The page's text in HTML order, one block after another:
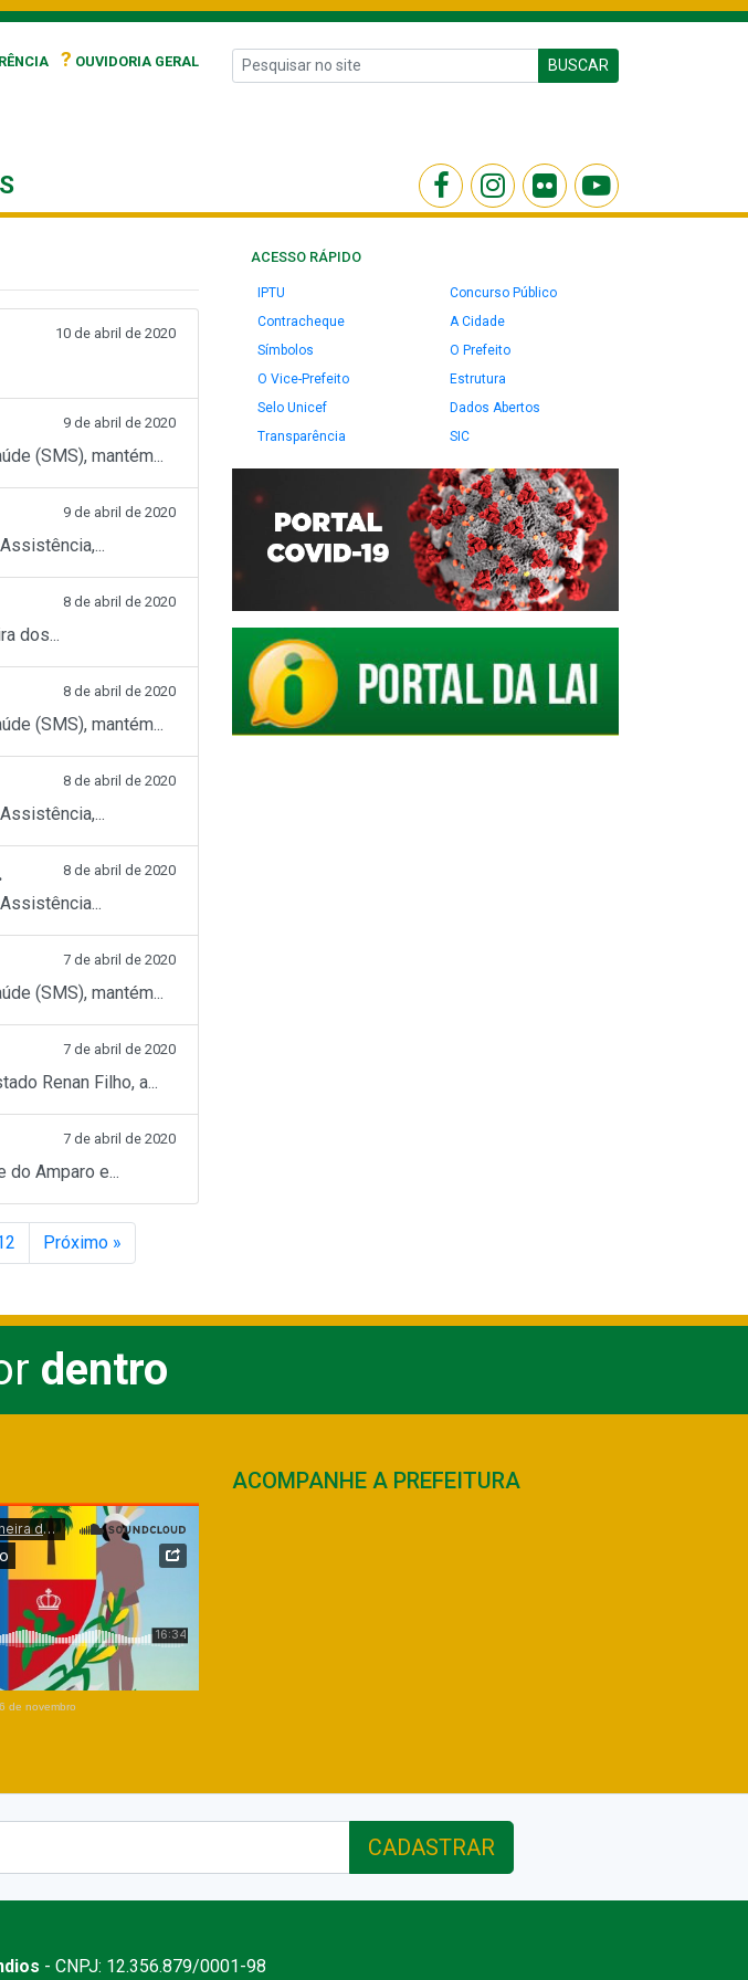
? OUVIDORIA GERAL BUSCAR
10 de abril de 2020
9 de abril de 2020
(SMS), mantém...
9 de abril de 2020
8 de abril de 2020
dos...
8 de abril de 2020
(SMS), mantém...
8 de abril de 2020
8 de abril de 2020
7 de abril de 2020
(SMS), mantém...
7 de abril de 2020
Renan Filho, a...
7 de abril de 2020
Amparo e...
Próximo »
ACESSO RÁPIDO
IPTU
Concurso Público
Contracheque
A Cidade
Símbolos
O Prefeito
O Vice-Prefeito
Estrutura
Selo Unicef
Dados Abertos
Transparência
SIC
dentro
de novembro
ACOMPANHE A PREFEITURA
CADASTRAR
- CNPJ: 12.356.879/0001-98